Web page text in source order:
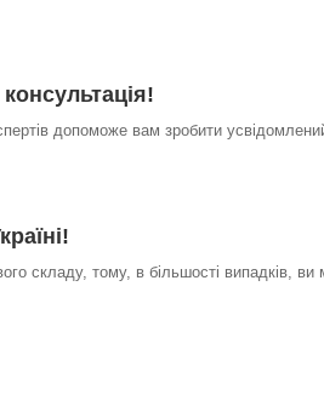
допоможе вам зробити
складу, тому, в більшості випадків,